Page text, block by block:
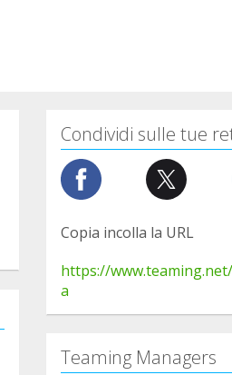
Condividi sulle tue
Copia incolla la URL
https://
a
Teaming Managers